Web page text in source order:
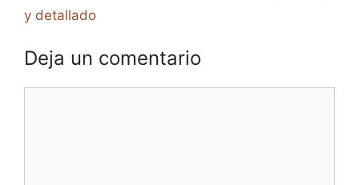
y detallado
Deja un comentario